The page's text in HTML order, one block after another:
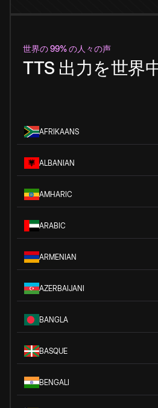
世界の 99% の人々の声
TTS 出力を世界
AFRIKAANS
ALBANIAN
AMHARIC
ARABIC
ARMENIAN
AZERBAIJANI
BANGLA
BASQUE
BENGALI